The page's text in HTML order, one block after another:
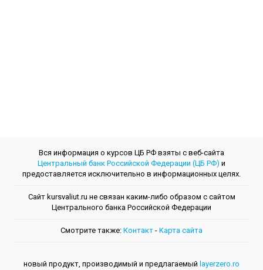
Вся информация о курсов ЦБ РФ взяты с веб-сайта
Центральный банк Российской Федерации (ЦБ РФ) и
предоставляется исключительно в информационных целях.
Сайт kursvaliut.ru не связан каким-либо образом с сайтом
Центрального банкa Российской Федерации
Смотрите также: Контакт - Kарта сайта
новый продукт, производимый и предлагаемый layerzero.ro